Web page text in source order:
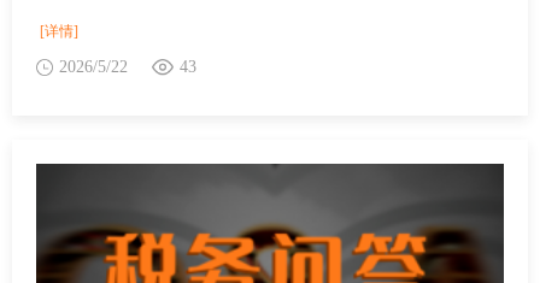
[详情]
2026/5/22 43